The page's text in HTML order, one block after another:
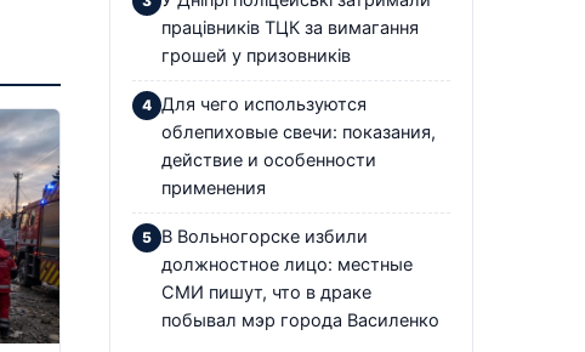
працівників ТЦК за вимагання
грошей у призовників
Для чего используются
облепиховые свечи: показания,
действие и особенности
применения
В Вольногорске избили
должностное лицо: местные
СМИ пишут, что в драке
побывал мэр города Василенко